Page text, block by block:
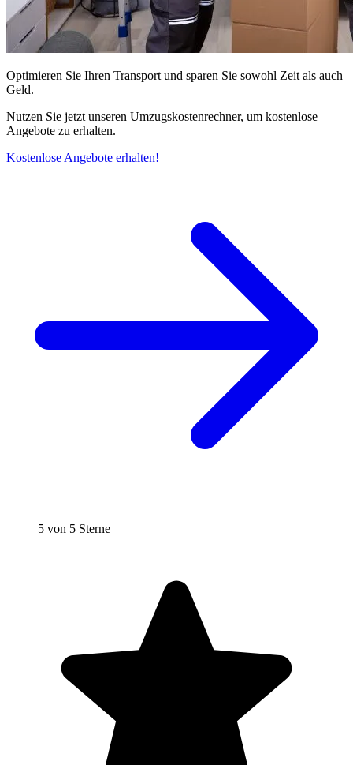
Optimieren Sie Ihren Transport und sparen Sie sowohl Zeit als auch
Geld.
Nutzen Sie jetzt unseren Umzugskostenrechner, um kostenlose
Angebote zu erhalten.
Kostenlose Angebote erhalten!
5 von 5 Sterne